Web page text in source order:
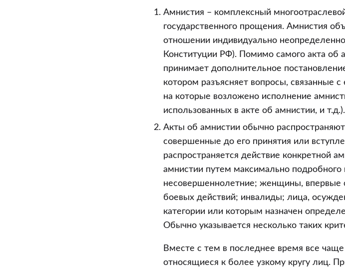
Уголовного
Федерации
Амнистия – комплексный
государственного прощения. Амнистия
отношении индивидуально
Конституции РФ). Помимо самого акта об
принимает дополнительное
котором разъясняет вопросы, связанные
на которые возложено исполнение
использованных в акте об амнистии, и т.д.).
Акты об амнистии обычно
совершенные до его принятия или
распространяется действие конкретной
амнистии путем максимально подробного
несовершеннолетние; женщины, впервые
боевых действий; инвалиды; лица,
категории или которым назначен
Обычно указывается несколько таких
Вместе с тем в последнее время все
относящиеся к более узкому кругу лиц.